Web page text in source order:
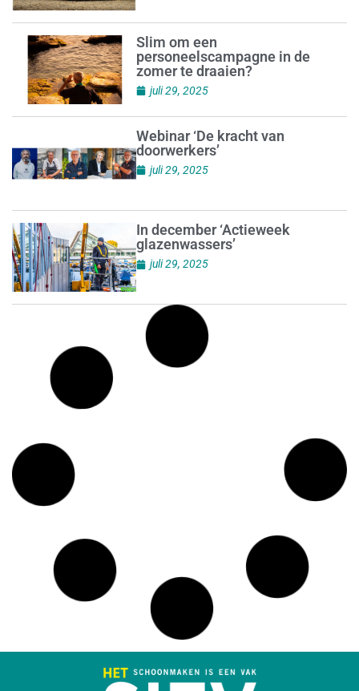
Slim om een
personeelscampagne in de
zomer te draaien?
juli 29, 2025
Webinar ‘De kracht van
doorwerkers’
juli 29, 2025
In december ‘Actieweek
glazenwassers’
juli 29, 2025